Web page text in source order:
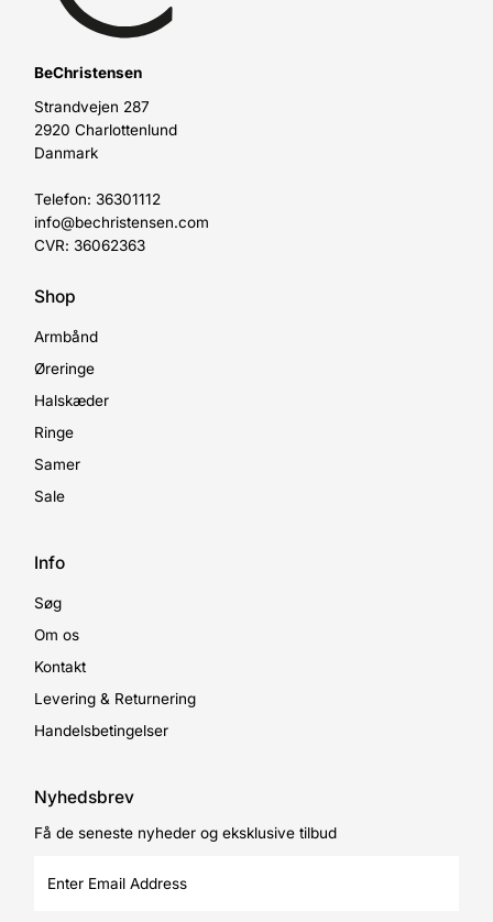
BeChristensen
Strandvejen 287
2920 Charlottenlund
Danmark
Telefon: 36301112
info@bechristensen.com
CVR: 36062363
Shop
Armbånd
Øreringe
Halskæder
Ringe
Samer
Sale
Info
Søg
Om os
Kontakt
Levering & Returnering
Handelsbetingelser
Nyhedsbrev
Få de seneste nyheder og eksklusive tilbud
Email